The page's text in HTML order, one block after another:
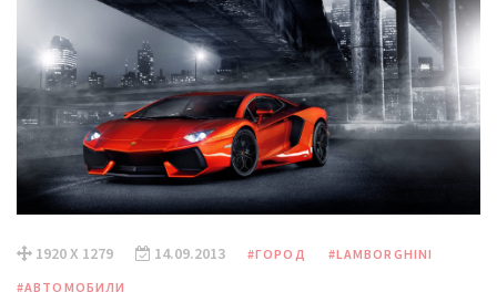
1920 X 1279 14.09.2013 #ГОРОД
#LAMBORGHINI
#АВТОМОБИЛИ